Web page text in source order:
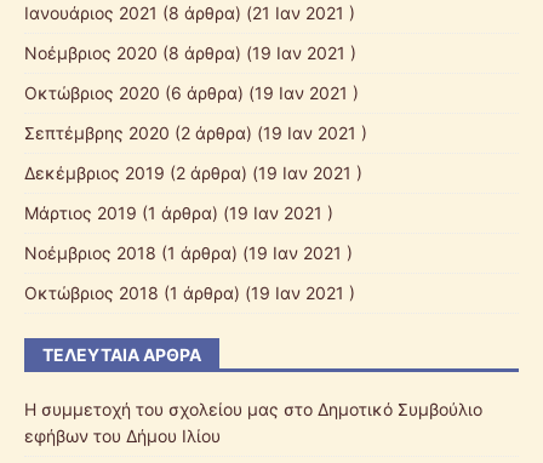
Ιανουάριος 2021 (8 άρθρα) (21 Ιαν 2021 )
Νοέμβριος 2020 (8 άρθρα) (19 Ιαν 2021 )
Οκτώβριος 2020 (6 άρθρα) (19 Ιαν 2021 )
Σεπτέμβρης 2020 (2 άρθρα) (19 Ιαν 2021 )
Δεκέμβριος 2019 (2 άρθρα) (19 Ιαν 2021 )
Μάρτιος 2019 (1 άρθρα) (19 Ιαν 2021 )
Νοέμβριος 2018 (1 άρθρα) (19 Ιαν 2021 )
Οκτώβριος 2018 (1 άρθρα) (19 Ιαν 2021 )
ΤΕΛΕΥΤΑΊΑ ΆΡΘΡΑ
Η συμμετοχή του σχολείου μας στο Δημοτικό Συμβούλιο
εφήβων του Δήμου Ιλίου